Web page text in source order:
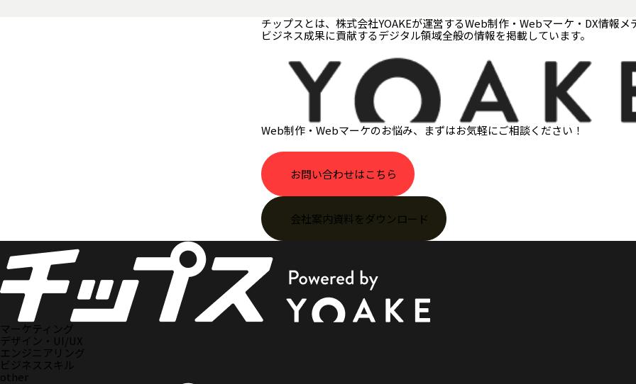
チップスとは、株式会社YOAKEが運営するWeb制作・Webマーケ・DX情報メ
ビジネス成果に貢献するデジタル領域全般の情報を掲載しています。
Web制作・Webマーケのお悩み、 まずはお気軽にご相談ください！
お問い合わせはこちら
会社案内資料をダウンロード
マーケティング
デザイン・UI/UX
エンジニアリング
ビジネススキル
other